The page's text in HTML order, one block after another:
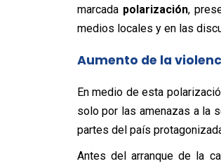
marcada polarización,
medios locales y en las
Aumento de la
En medio de esta
solo por las amenazas a la
partes del país
Antes del arranque de la